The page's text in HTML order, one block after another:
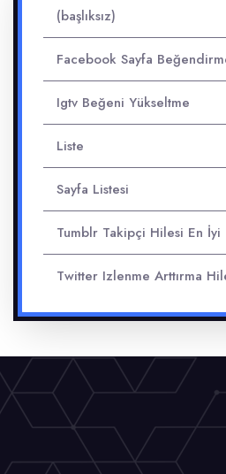
(başlıksız)
Facebook Sayfa
Igtv Beğeni Yükseltme
Liste
Sayfa Listesi
Tumblr Takipçi Hilesi En İyi
Twitter Izlenme Arttırma